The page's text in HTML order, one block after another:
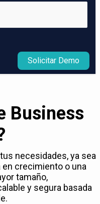
Solicitar Demo
Business
necesidades, ya sea
crecimiento o una
tamaño,
y segura basada